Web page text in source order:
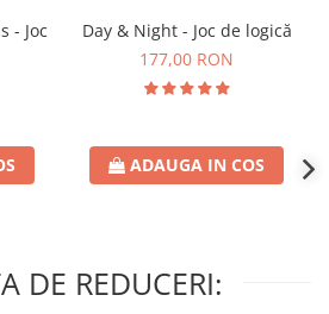
- Joc
Day & Night - Joc de logică
177,00 RON
ADAUGA IN COS
DE REDUCERI: